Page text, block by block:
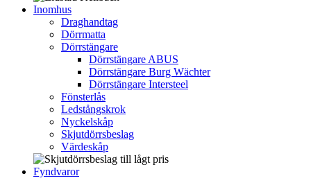
Inomhus
Draghandtag
Dörrmatta
Dörrstängare
Dörrstängare ABUS
Dörrstängare Burg Wächter
Dörrstängare Intersteel
Fönsterlås
Ledstångskrok
Nyckelskåp
Skjutdörrsbeslag
Värdeskåp
Fyndvaror